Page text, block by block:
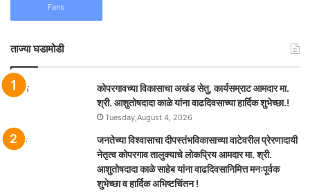
Fans
ताज्या घडामोडी
कोपरगावच्या विकासाचा अखंड सेतु, कार्यसम्राट आमदार मा.
श्री. आशुतोषदादा काळे यांना वाढदिवसाच्या हार्दिक शुभेच्छा.!
Tuesday,August 4, 2026
जनतेच्या विश्वासाचा दीपस्तंभविकासाच्या वाटेवरील प्रेरणादायी
नेतृत्व कोपरगाव तालुक्याचे लोकप्रिय आमदार मा. श्री.
आशुतोषदादा काळे साहेब यांना वाढदिवसानिमित्त मनःपूर्वक
शुभेच्छा व हार्दिक अभिष्टचिंतन !